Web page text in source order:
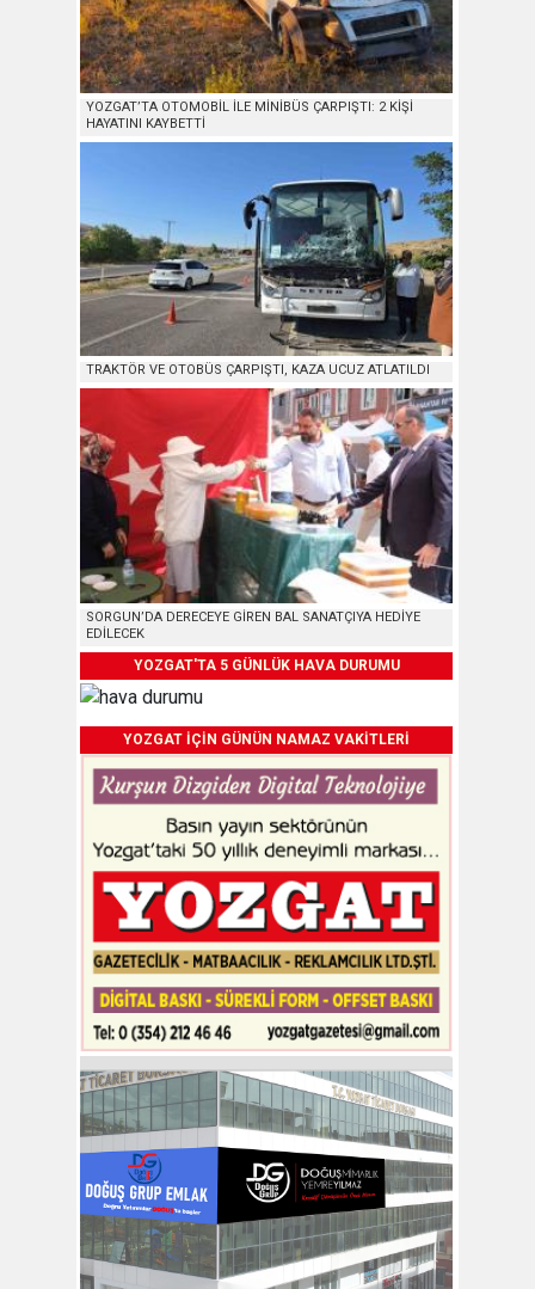
YOZGAT’TA OTOMOBİL İLE MİNİBÜS ÇARPIŞTI: 2 KİŞİ
HAYATINI KAYBETTİ
TRAKTÖR VE OTOBÜS ÇARPIŞTI, KAZA UCUZ ATLATILDI
SORGUN’DA DERECEYE GİREN BAL SANATÇIYA HEDİYE
EDİLECEK
YOZGAT'TA 5 GÜNLÜK HAVA DURUMU
YOZGAT İÇİN GÜNÜN NAMAZ VAKİTLERİ